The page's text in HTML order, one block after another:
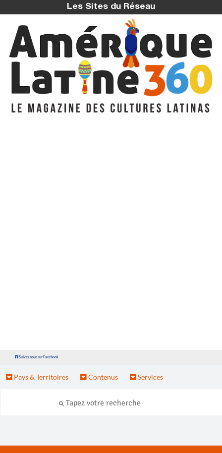
Les Sites du Réseau
Suivez nous sur Facebook
Pays & Territoires Contenus Services